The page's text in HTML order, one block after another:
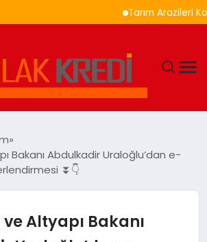
Tarım Arazileri
Bakanı Abdulkadir Uraloğlu’dan e-
⏬👇
Altyapı Bakanı